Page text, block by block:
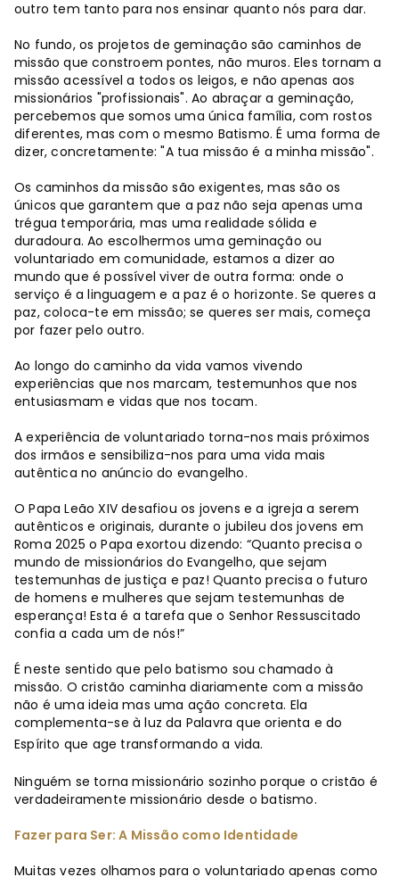
outro tem tanto para nos ensinar quanto nós para dar.
No fundo, os projetos de geminação são caminhos de
missão que constroem pontes, não muros. Eles tornam a
missão acessível a todos os leigos, e não apenas aos
missionários "profissionais". Ao abraçar a geminação,
percebemos que somos uma única família, com rostos
diferentes, mas com o mesmo Batismo. É uma forma de
dizer, concretamente: "A tua missão é a minha missão".
Os caminhos da missão são exigentes, mas são os
únicos que garantem que a paz não seja apenas uma
trégua temporária, mas uma realidade sólida e
duradoura. Ao escolhermos uma geminação ou
voluntariado em comunidade, estamos a dizer ao
mundo que é possível viver de outra forma: onde o
serviço é a linguagem e a paz é o horizonte. Se queres a
paz, coloca-te em missão; se queres ser mais, começa
por fazer pelo outro.
Ao longo do caminho da vida vamos vivendo
experiências que nos marcam, testemunhos que nos
entusiasmam e vidas que nos tocam.
A experiência de voluntariado torna-nos mais próximos
dos irmãos e sensibiliza-nos para uma vida mais
autêntica no anúncio do evangelho.
O Papa Leão XIV desafiou os jovens e a igreja a serem
autênticos e originais, durante o jubileu dos jovens em
Roma 2025 o Papa exortou dizendo: “Quanto precisa o
mundo de missionários do Evangelho, que sejam
testemunhas de justiça e paz! Quanto precisa o futuro
de homens e mulheres que sejam testemunhas de
esperança! Esta é a tarefa que o Senhor Ressuscitado
confia a cada um de nós!”
É neste sentido que pelo batismo sou chamado à
missão. O cristão caminha diariamente com a missão
não é uma ideia mas uma ação concreta. Ela
complementa-se à luz da Palavra que orienta e do
Espírito que age transformando a vida.
Ninguém se torna missionário sozinho porque o cristão é
verdadeiramente missionário desde o batismo.
Fazer para Ser: A Missão como Identidade
Muitas vezes olhamos para o voluntariado apenas como